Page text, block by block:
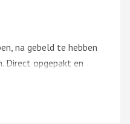
na gebeld te hebben
Direct opgepakt en